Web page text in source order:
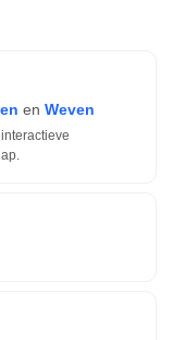
en Weven